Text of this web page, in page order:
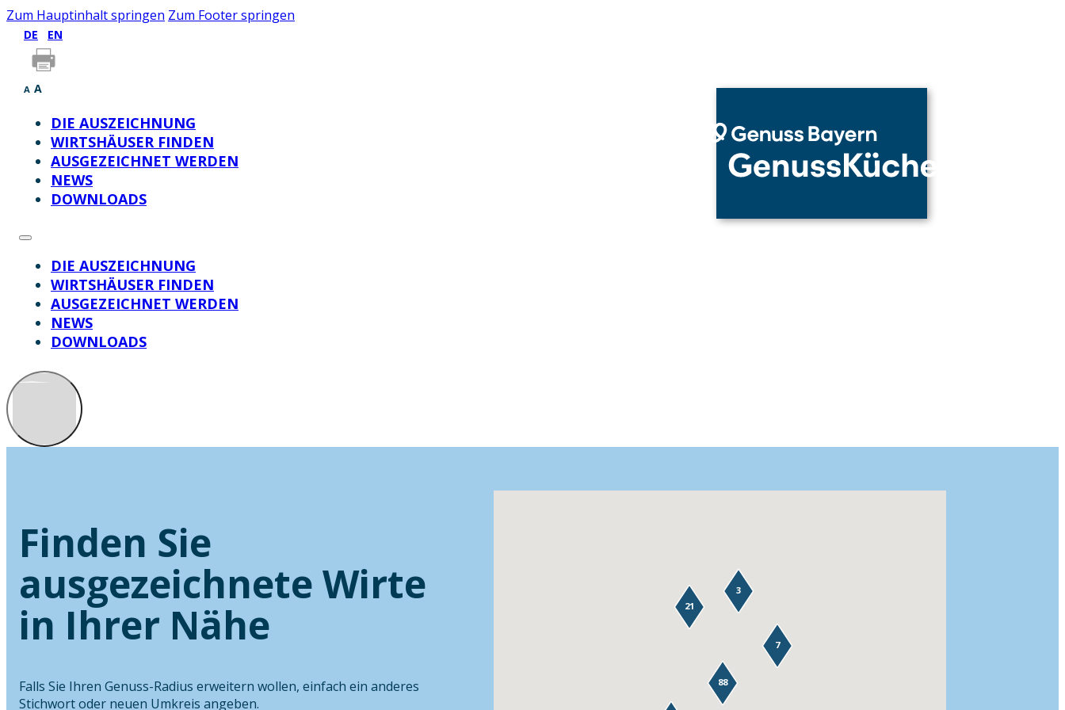
Zum Hauptinhalt springen Zum Footer springen
DE EN
A A
DIE AUSZEICHNUNG
WIRTSHÄUSER FINDEN
AUSGEZEICHNET WERDEN
NEWS
DOWNLOADS
DIE AUSZEICHNUNG
WIRTSHÄUSER FINDEN
AUSGEZEICHNET WERDEN
NEWS
DOWNLOADS
Finden Sie
ausgezeichnete Wirte
in Ihrer Nähe
Falls Sie Ihren Genuss-Radius erweitern wollen, einfach ein anderes
Stichwort oder neuen Umkreis angeben.
88
7
21
3